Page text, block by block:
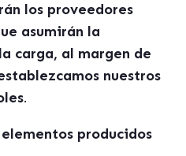
los proveedores
asumirán la
carga, al margen de
nuestros
.
producidos